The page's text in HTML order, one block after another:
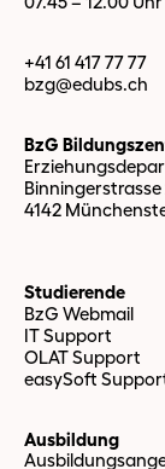
+41 61 417 77 77
bzg@edubs.ch
BzG
Binningerstrasse
4142
Studierende
BzG Webmail
IT Support
OLAT Support
easySoft
Ausbildung